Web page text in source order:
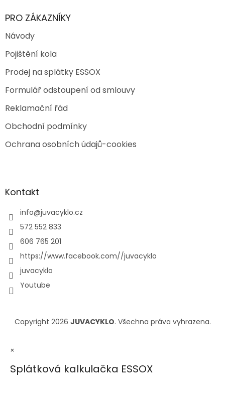
PRO ZÁKAZNÍKY
Návody
Pojištění kola
Prodej na splátky ESSOX
Formulář odstoupení od smlouvy
Reklamační řád
Obchodní podmínky
Ochrana osobních údajů-cookies
Kontakt
info@juvacyklo.cz
572 552 833
606 765 201
https://www.facebook.com//juvacyklo
juvacyklo
Youtube
Copyright 2026 JUVACYKLO. Všechna práva vyhrazena.
×
Splátková kalkulačka ESSOX